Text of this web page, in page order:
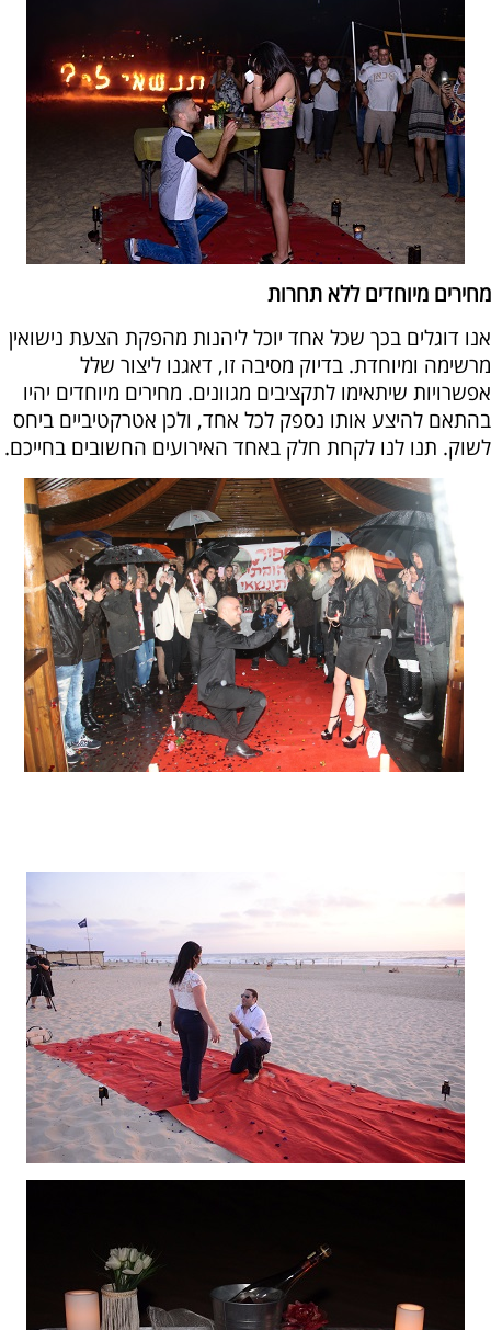
מחירים מיוחדים ללא תחרות
אנו דוגלים בכך שכל אחד יוכל ליהנות מהפקת הצעת נישואין
מרשימה ומיוחדת. בדיוק מסיבה זו, דאגנו ליצור שלל
אפשרויות שיתאימו לתקציבים מגוונים. מחירים מיוחדים יהיו
בהתאם להיצע אותו נספק לכל אחד, ולכן אטרקטיביים ביחס
לשוק. תנו לנו לקחת חלק באחד האירועים החשובים בחייכם.